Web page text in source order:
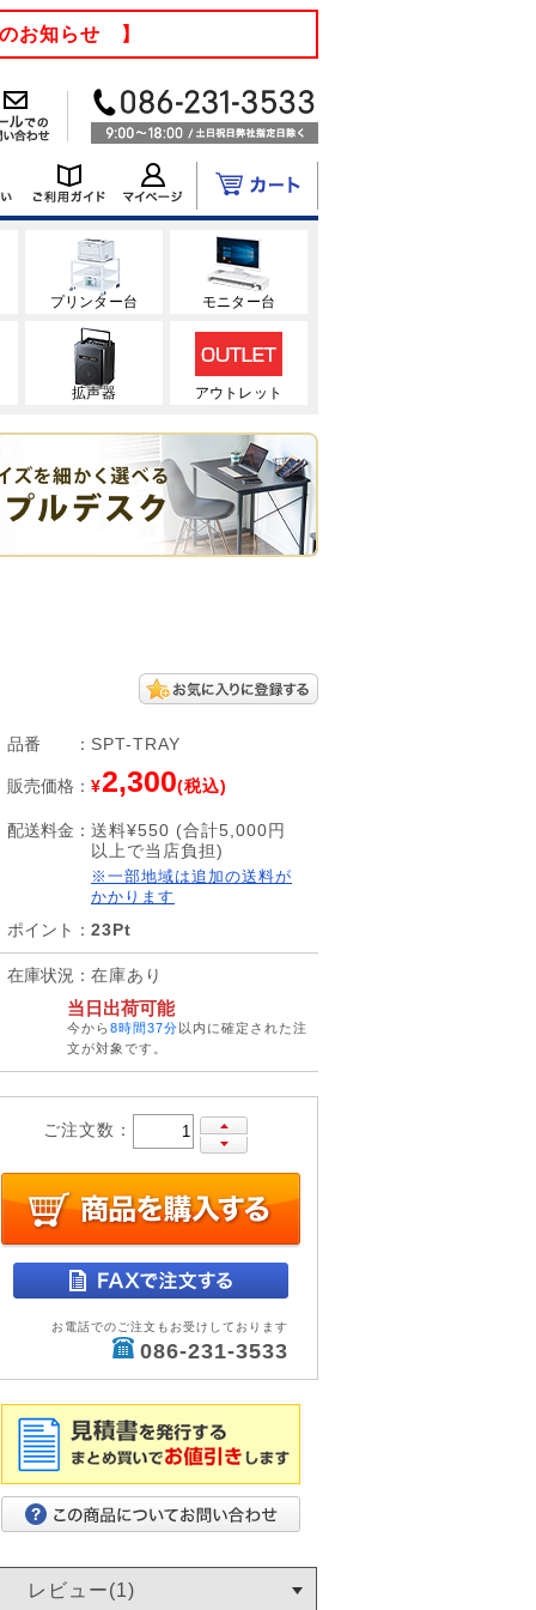
お知らせ 】
プリンター台 モニター台
拡声器 アウトレット
品番 ： SPT-TRAY
販売価格 ： ¥2,300(税込)
配送料金 ： 送料¥550 (合計5,000円
以上で当店負担)
※一部地域は追加の送料が
かかります
ポイント ： 23Pt
在庫状況 ： 在庫あり
当日出荷可能
今から8時間37分以内に確定された注
文が対象です。
ご注文数：
お電話でのご注文もお受けしております
086-231-3533
レビュー(1)